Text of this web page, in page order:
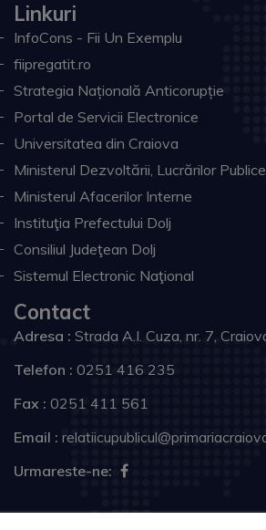
Linkuri
InfoCons - Fii Un Exemplu
fiipregatit.ro
Strategia Națională Anticorupție
Portal de Servicii Electronice
Universitatea din Craiova
Ministerul Dezvoltării, Lucrărilor
Ministerul Afacerilor Interne
Instituţia Prefectului Dolj
Consiliul Judeţean Dolj
Sistemul Electronic Naţional
Contact
Adresa : Strada A.I. Cuza, nr. 7,
Telefon : 0251 416 235
Fax : 0251 411 561
Email :
Urmareste-ne: